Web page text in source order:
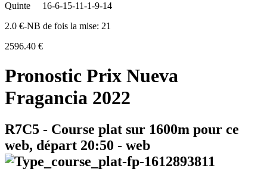
Quinte
16-6-15-11-1-9-14
2.0 €-NB de fois la mise: 21
2596.40 €
Pronostic Prix Nueva
Fragancia 2022
R7C5 - Course plat sur 1600m pour ce
web, départ 20:50 - web